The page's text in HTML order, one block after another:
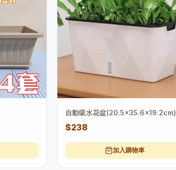
自動吸水花盆(20.5x35.6x19.2cm)
$238
加入購物車